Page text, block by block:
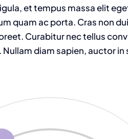
et tempus massa elit
quam ac porta. Cras non
Curabitur nec tellus
diam sapien, auctor